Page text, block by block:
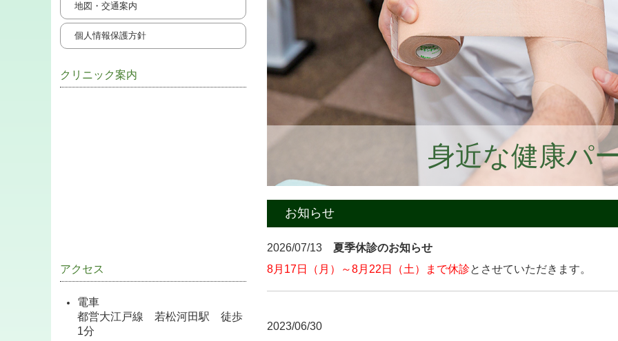
地図・交通案内
個人情報保護方針
クリニック案内
アクセス
電車
都営大江戸線 若松河田駅 徒歩
1分
身近な健康パ
お知らせ
2026/07/13 夏季休診のお知らせ
8月17日（月）～8月22日（土）まで休診とさせていただきます。
2023/06/30